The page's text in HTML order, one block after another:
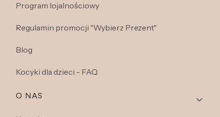
Program lojalnościowy
Regulamin promocji "Wybierz Prezent"
Blog
Kocyki dla dzieci - FAQ
O NAS